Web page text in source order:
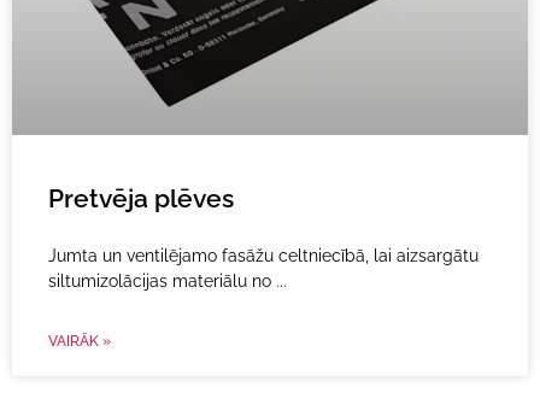
Pretvēja plēves
Jumta un ventilējamo fasāžu celtniecībā, lai aizsargātu
siltumizolācijas materiālu no
VAIRĀK »